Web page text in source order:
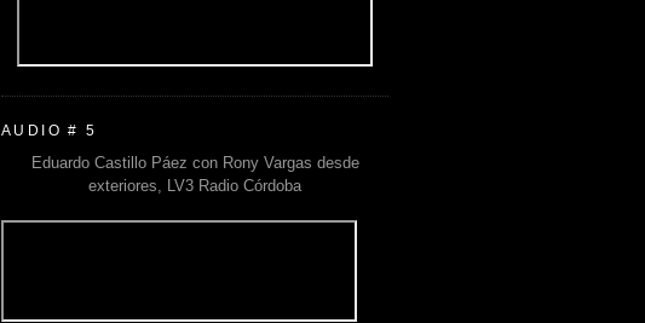
AUDIO # 5
Eduardo Castillo Páez con Rony Vargas desde
exteriores, LV3 Radio Córdoba